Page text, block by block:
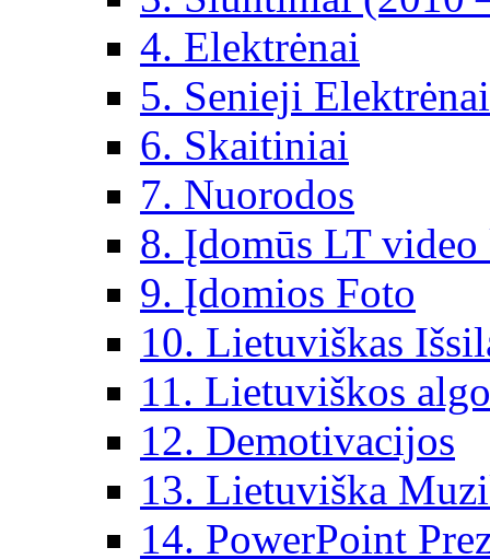
4. Elektrėnai
5. Senieji Elektrėnai
6. Skaitiniai
7. Nuorodos
8. Įdomūs LT
9. Įdomios Foto
10. Lietuviškas
11. Lietuviškos
12. Demotivacijos
13. Lietuviška
14. PowerPoint